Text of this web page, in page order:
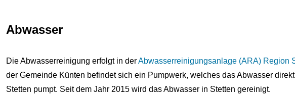
Abwasser
Die Abwasserreinigung erfolgt in derAbwasserreinigungsanlage (ARA) Region
der Gemeinde Künten befindet sich ein Pumpwerk, welches das Abwasser
Stetten pumpt. Seit dem Jahr 2015 wird das Abwasser in Stetten gereinigt.